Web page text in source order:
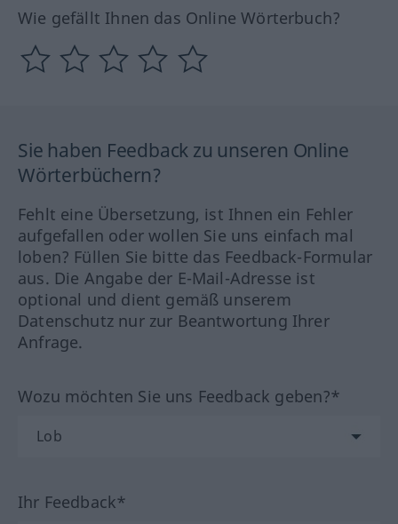
Wie gefällt Ihnen das Online Wörterbuch?
Sie haben Feedback zu unseren Online
Wörterbüchern?
Fehlt eine Übersetzung, ist Ihnen ein Fehler
aufgefallen oder wollen Sie uns einfach mal
loben? Füllen Sie bitte das Feedback-Formular
aus. Die Angabe der E-Mail-Adresse ist
optional und dient gemäß unserem
Datenschutz nur zur Beantwortung Ihrer
Anfrage.
Wozu möchten Sie uns Feedback geben?*
Ihr Feedback*